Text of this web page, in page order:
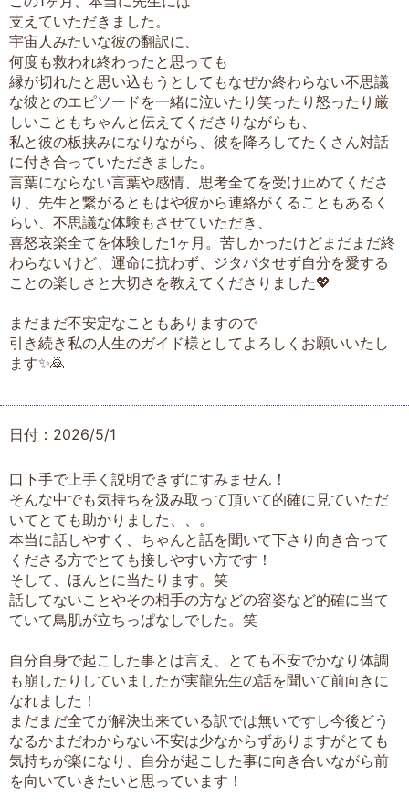
支えていただきました。
宇宙人みたいな彼の翻訳に、
何度も救われ終わったと思っても
縁が切れたと思い込もうとしてもなぜか終わらない不思議
な彼とのエピソードを一緒に泣いたり笑ったり怒ったり厳
しいこともちゃんと伝えてくださりながらも、
私と彼の板挟みになりながら、彼を降ろしてたくさん対話
に付き合っていただきました。
言葉にならない言葉や感情、思考全てを受け止めてくださ
り、先生と繋がるともはや彼から連絡がくることもあるく
らい、不思議な体験もさせていただき、
喜怒哀楽全てを体験した1ヶ月。苦しかったけどまだまだ終
わらないけど、運命に抗わず、ジタバタせず自分を愛する
ことの楽しさと大切さを教えてくださりました💖
まだまだ不安定なこともありますので
引き続き私の人生のガイド様としてよろしくお願いいたし
ます✨🙇
日付：2026/5/1
口下手で上手く説明できずにすみません！
そんな中でも気持ちを汲み取って頂いて的確に見ていただ
いてとても助かりました、、。
本当に話しやすく、ちゃんと話を聞いて下さり向き合って
くださる方でとても接しやすい方です！
そして、ほんとに当たります。笑
話してないことやその相手の方などの容姿など的確に当て
ていて鳥肌が立ちっぱなしでした。笑
自分自身で起こした事とは言え、とても不安でかなり体調
も崩したりしていましたが実龍先生の話を聞いて前向きに
なれました！
まだまだ全てが解決出来ている訳では無いですし今後どう
なるかまだわからない不安は少なからずありますがとても
気持ちが楽になり、自分が起こした事に向き合いながら前
を向いていきたいと思っています！